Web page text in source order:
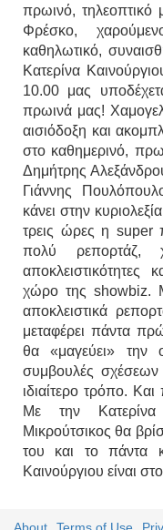
πρωινό, τηλεοπτικό
Φρέσκο,
καθηλωτικό,
Κατερίνα
10.00 μας
πρωινά μας!
αισιόδοξη και
στο καθημερινό,
Δημήτρης
Γιάννης
κάνει στην
τρεις ώρες η super
πολύ ρεπορτάζ,
χώρο της showbiz.
αποκλειστικά
μεταφέρει πάντα
θα «μαγεύει» την
συμβουλές
ιδιαίτερο τρόπο.
Με την
Μικρούτσικος θα
του και το πάντα
Καινούργιου είναι